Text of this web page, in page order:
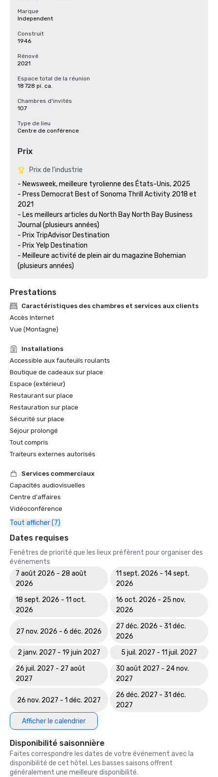
Marque
Independent
Construit
1946
Rénové
2021
Espace total de la réunion
18 728 pi. ca.
Chambres d'invités
107
Type de lieu
Centre de conférence
Prix
Prix de l'industrie
- Newsweek, meilleure tyrolienne des États-Unis, 2025
- Press Democrat Best of Sonoma Thrill Activity 2018 et
2021
- Les meilleurs articles du North Bay North Bay Business
Journal (plusieurs années)
- Prix TripAdvisor Destination
- Prix Yelp Destination
- Meilleure activité de plein air du magazine Bohemian
Prestations
Caractéristiques des chambres et services aux clients
Accès Internet
Vue (Montagne)
Installations
Accessible aux fauteuils roulants
Boutique de cadeaux sur place
Espace (extérieur)
Restaurant sur place
Restauration sur place
Sécurité sur place
Séjour prolongé
Tout compris
Traiteurs externes autorisés
Services commerciaux
Capacités audiovisuelles
Centre d'affaires
Vidéoconférence
Tout afficher (7)
Dates requises
Fenêtres de priorité que les lieux préfèrent pour organiser des
événements
7 août 2026 - 28 août
2026
11 sept. 2026 - 14 sept.
2026
18 sept. 2026 - 11 oct.
2026
16 oct. 2026 - 25 nov.
2026
27 nov. 2026 - 6 déc. 2026
27 déc. 2026 - 31 déc.
2026
2 janv. 2027 - 19 juin 2027
5 juil. 2027 - 11 juil. 2027
26 juil. 2027 - 27 août
2027
30 août 2027 - 24 nov.
2027
26 nov. 2027 - 1 déc. 2027
26 déc. 2027 - 31 déc.
2027
Afficher le calendrier
Disponibilité saisonnière
Faites correspondre les dates de votre événement avec la
disponibilité de cet hôtel. Les basses saisons offrent
généralement une meilleure disponibilité.